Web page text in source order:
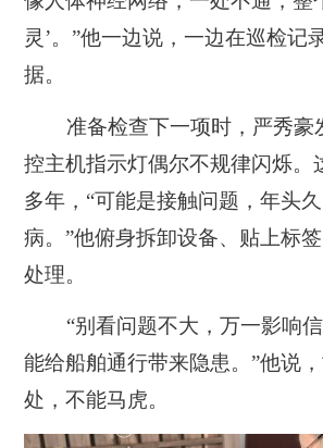
灵’。”他一边说，一边在巡检记
据。
准备检查下一项时，严秀豪
控主机指示灯偶尔不规律闪烁。
多年，“可能是接触问题，年头
病。”他俯身拆卸设备、贴上标
处理。
“别看问题不大，万一影响
能给船舶通行带来隐患。”他说
处，不能马虎。